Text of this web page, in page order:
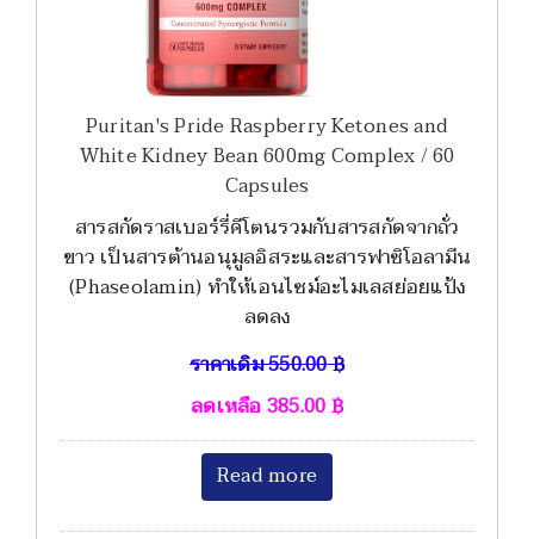
Puritan's Pride Raspberry Ketones and
White Kidney Bean 600mg Complex / 60
Capsules
สารสกัดราสเบอร์รี่คีโตนรวมกับสารสกัดจากถั่ว
ขาว เป็นสารต้านอนุมูลอิสระและสารฟาซิโอลามีน
(Phaseolamin) ทำให้เอนไซม์อะไมเลสย่อยแป้ง
ลดลง
ราคาเดิม550.00฿
ลดเหลือ385.00฿
Read more